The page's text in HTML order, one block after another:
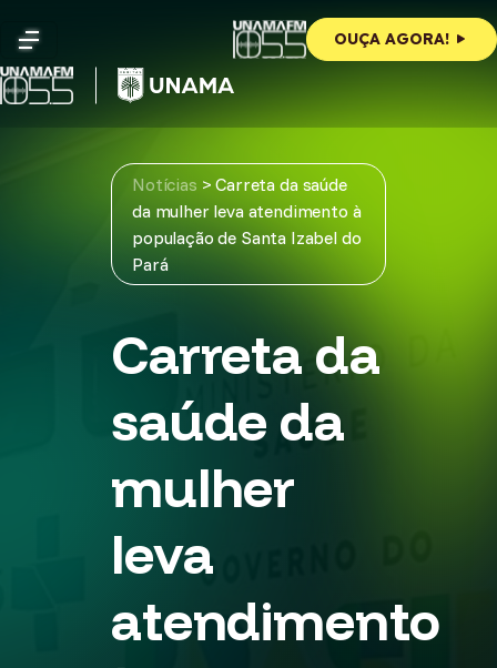
content
OUÇA AGORA!
Notícias >Carreta da saúde
da mulher leva atendimento à
população de Santa Izabel do
Pará
Carreta da
saúde da
mulher
leva
atendimento